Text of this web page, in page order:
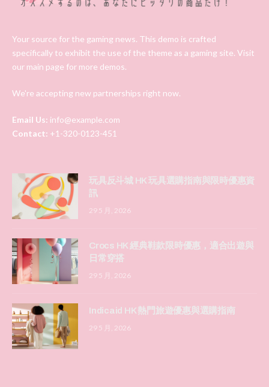
Your source for the gaming news. This demo is crafted
specifically to exhibit the use of the theme as a gaming site. Visit
our main page for more demos.
We're accepting new partnerships right now.
Email Us: info@example.com
Contact: +1-320-0123-451
玩具反斗城 HK 玩具選購指南與限時優惠資
訊
29 5 月, 2026
Crocs HK 經典鞋款限時優惠，適合出遊與
日常穿搭
29 5 月, 2026
Indicaid HK 熱門旅遊優惠與選購指南
29 5 月, 2026